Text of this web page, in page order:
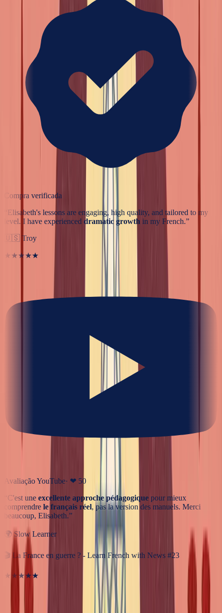
Compra verificada
Elisabeth's lessons are engaging, high quality, and tailored to my
level. I have experienced dramatic growth in my French.”
🇺🇸 Troy
★★★★★
Avaliação YouTube· ❤ 50
C'est une excellente approche pédagogique pour mieux
comprendre le français réel, pas la version des manuels. Merci
beaucoup, Elisabeth.”
🌍 Slow Learner
🎬 La France en guerre ? - Learn French with News #23
★★★★★